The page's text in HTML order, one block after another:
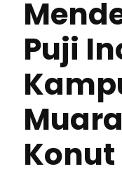
Puji
Konut